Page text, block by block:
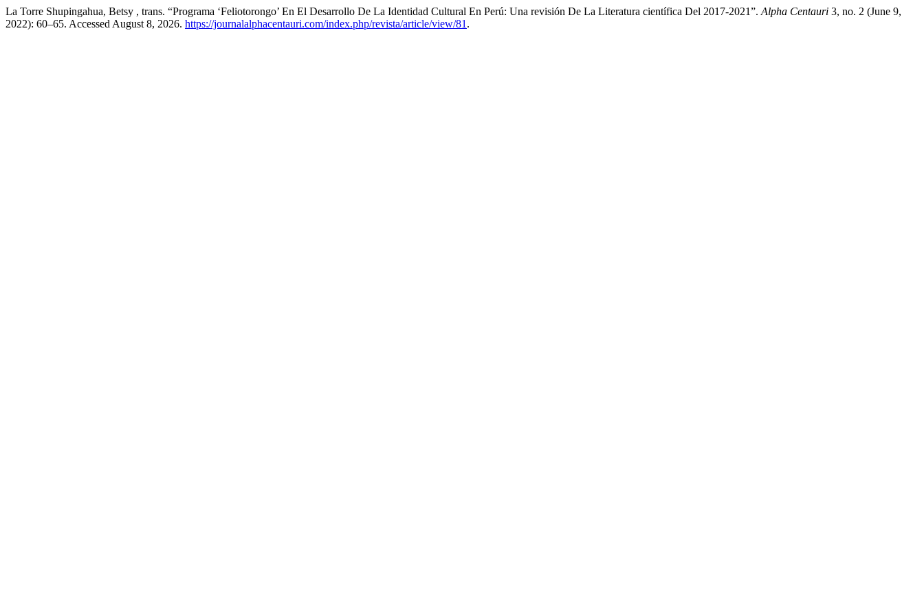
La Torre Shupingahua, Betsy , trans. “Programa ‘Feliotorongo’ En El Desarrollo De La Identidad Cultural En Perú: Una revisión De La Literatura científica Del 2017-2021”. Alpha Centauri 3, no. 2 (June 9,
2022): 60–65. Accessed August 8, 2026. https://journalalphacentauri.com/index.php/revista/article/view/81 .